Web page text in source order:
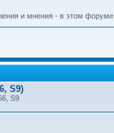
и мнения - в этом форуме.
S9)
S9